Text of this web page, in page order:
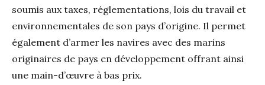
soumis aux taxes, réglementations, lois du travail et
environnementales de son pays d’origine. Il permet
également d’armer les navires avec des marins
originaires de pays en développement offrant ainsi
une main-d’œuvre à bas prix.